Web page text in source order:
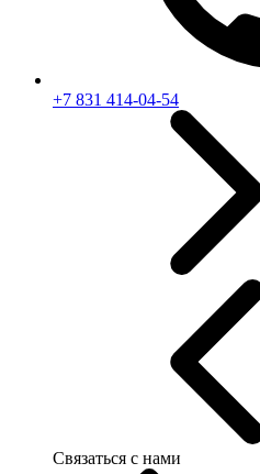
+7 831 414-04-54
Связаться с нами